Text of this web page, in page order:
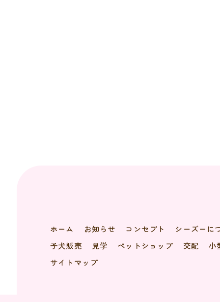
ホーム お知らせ コンセプト
シーズーに
子犬販売
見学 ペットショップ 交配
小
サイトマップ